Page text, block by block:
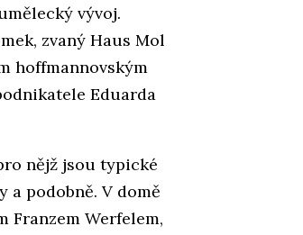
vývoj.
zvaný Haus Mol
hoffmannovským
Eduarda
nějž jsou typické
podobně. V domě
Franzem Werfelem,